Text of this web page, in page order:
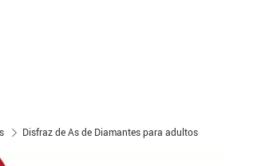
Disfraz de As de Diamantes para adultos